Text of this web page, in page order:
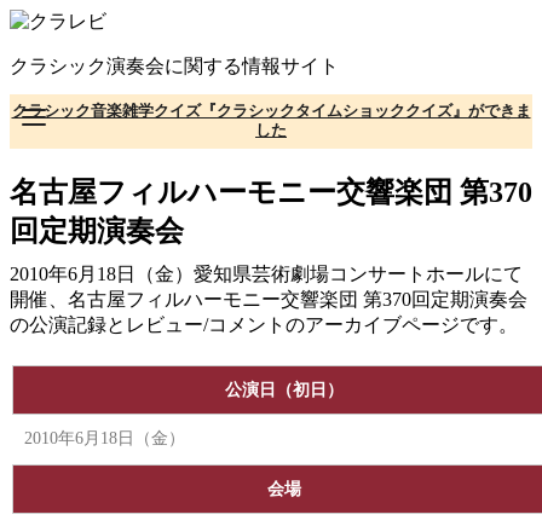
コ
テ
ン
ツ
へ
移
動
クラシック演奏会に関する情報サイト
クラシック音楽雑学クイズ『クラシックタイムショッククイズ』ができま
した
名古屋フィルハーモニー交響楽団 第370
回定期演奏会
2010年6月18日（金）愛知県芸術劇場コンサートホールにて
開催、名古屋フィルハーモニー交響楽団 第370回定期演奏会
の公演記録とレビュー/コメントのアーカイブページです。
公演日（初日）
2010年6月18日（金）
会場